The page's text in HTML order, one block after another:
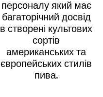
персоналу який має
багаторічний досвід
в створені культових
сортів
американських та
європейських стилів
пива.